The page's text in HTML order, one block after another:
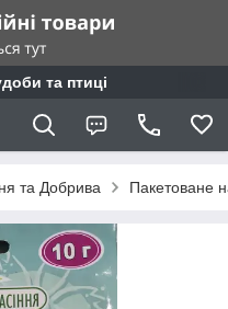
та птиці
та Добрива Пакетоване